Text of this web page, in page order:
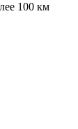
100 км